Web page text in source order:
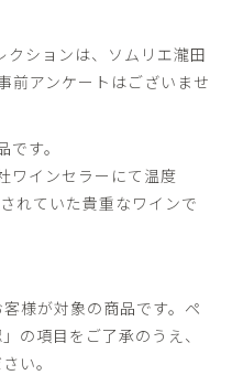
ションは、ソムリエ瀧田
前アンケートはございませ
す。
ワインセラーにて温度
れていた貴重なワインで
様が対象の商品です。ペ
の項目をご了承のうえ、
い。